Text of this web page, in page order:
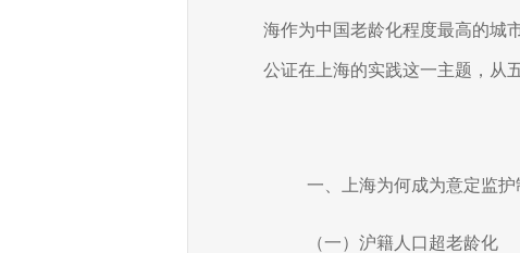
海作为中国老龄化程度最高的城
公证在上海的实践这一主题，从
一、上海为何成为意定监
（一）沪籍人口超老龄化